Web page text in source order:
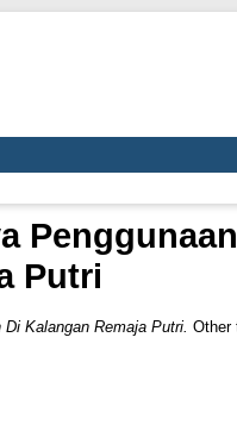
Putri
Kalangan Remaja Putri. Other